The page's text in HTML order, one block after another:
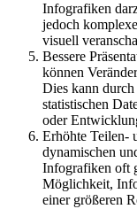
Infografiken
jedoch
visuell
Bessere
können
Dies kann
statistischen
oder
Erhöhte Teilen-
dynamischen
Infografiken oft
Möglichkeit,
einer größeren